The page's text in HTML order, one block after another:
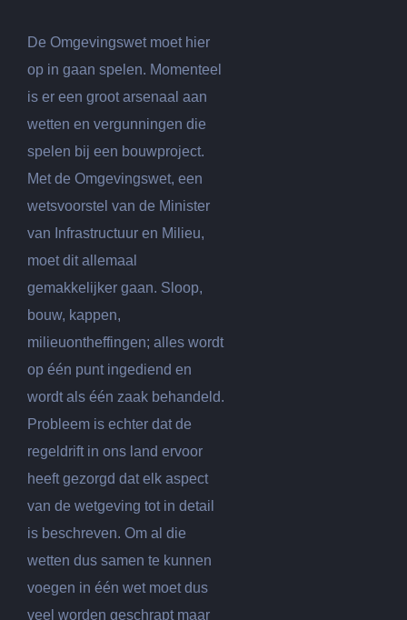
De Omgevingswet moet hier
op in gaan spelen. Momenteel
is er een groot arsenaal aan
wetten en vergunningen die
spelen bij een bouwproject.
Met de Omgevingswet, een
wetsvoorstel van de Minister
van Infrastructuur en Milieu,
moet dit allemaal
gemakkelijker gaan. Sloop,
bouw, kappen,
milieuontheffingen; alles wordt
op één punt ingediend en
wordt als één zaak behandeld.
Probleem is echter dat de
regeldrift in ons land ervoor
heeft gezorgd dat elk aspect
van de wetgeving tot in detail
is beschreven. Om al die
wetten dus samen te kunnen
voegen in één wet moet dus
veel worden geschrapt maar